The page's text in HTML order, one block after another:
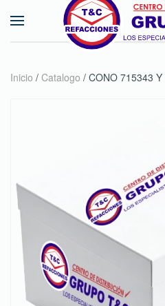
Skip to main content
Inicio / Catalogo / CONO 715343 Y